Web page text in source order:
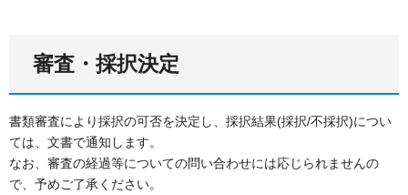
審査・採択決定
書類審査により採択の可否を決定し、採択結果(採択/不採択)につい
ては、文書で通知します。
なお、審査の経過等についての問い合わせには応じられませんの
で、予めご了承ください。